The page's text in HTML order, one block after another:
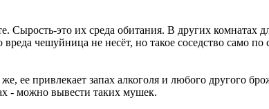
Сырость-это их среда обитания. В других комнатах
чешуйница не несёт, но такое соседство само по
ее привлекает запах алкоголя и любого другого
- можно вывести таких мушек.